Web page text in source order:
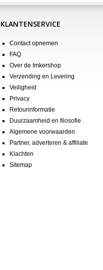
KLANTENSERVICE
Contact opnemen
FAQ
Over de Imkershop
Verzending en Levering
Veiligheid
Privacy
Retourinformatie
Duurzaamheid en filosofie
Algemene voorwaarden
Partner, adverteren & affiliate
Klachten
Sitemap